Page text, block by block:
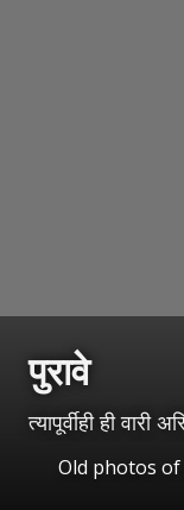
पुरावे
त्यापूर्वीही ही वारी
Old photos